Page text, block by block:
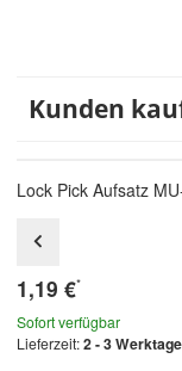
Kunden
Lock Pick Aufsatz
1,19 €*
Sofort verfügbar
Lieferzeit:2 - 3 Werktage